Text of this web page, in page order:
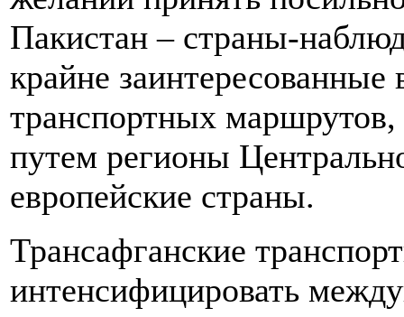
Пакистан – страны-
крайне
транспортных
путем регионы
европейские страны.
Трансафганские
интенсифицировать